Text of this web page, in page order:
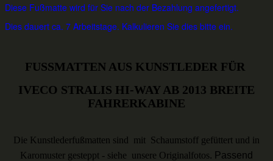
Diese Fußmatte wird für Sie nach der Bezahlung angefertigt.
Dies dauert ca. 7 Arbeitstage. Kalkulieren Sie dies bitte ein.
FUSSMATTEN AUS KUNSTLEDER FÜR
IVECO STRALIS HI-WAY AB 2013 BREITE
FAHRERKABINE
Die Kunstlederfußmatten sind mit Schaumstoff gefüttert und in
Karomuster gesteppt - siehe unsere Originalfotos. Passend